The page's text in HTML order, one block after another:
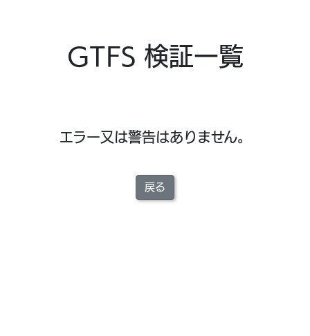
GTFS 検証一覧
エラー又は警告はありません。
戻る